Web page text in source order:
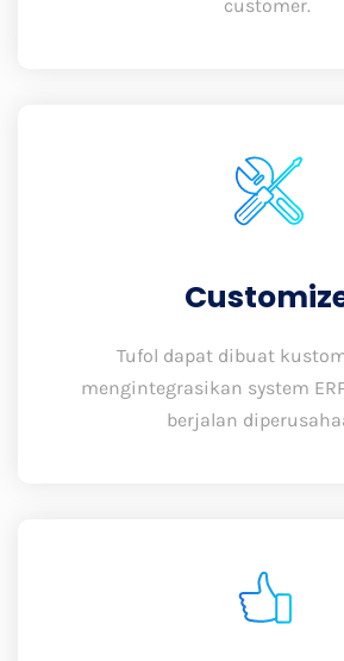
customer.
Tufol dapat dibuat
mengintegrasikan system
berjalan